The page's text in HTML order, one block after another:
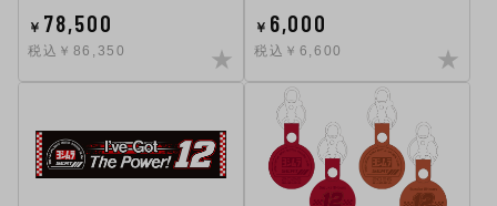
￥ 78,500
税込￥86,350
￥ 6,000
税込￥6,600